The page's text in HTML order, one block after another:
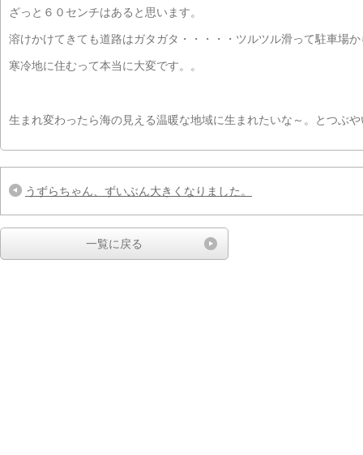
ざっと６０センチはあると思います。
溶けかけてきても道路はガタガタ・・・・・ツルツル滑って駐車場
寒冷地に住むって本当に大変です。。
生まれ変わったら海の見える温暖な地域に生まれたいな～。とつぶ
うずらちゃん、ずいぶん大きくなりました。
一覧に戻る